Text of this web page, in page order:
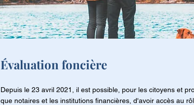
Évaluation foncière
Depuis le 23 avril 2021, il est possible, pour les citoyens et
que notaires et les institutions financières, d'avoir accès au